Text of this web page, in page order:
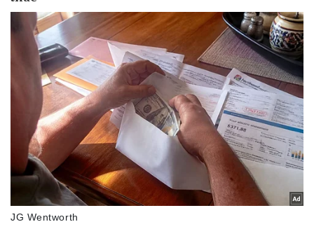
Pháp luật
Vụ án
Tin nóng
Tư vấn luật
Quân sự - Quốc phòng
Việt Nam
Phân tích